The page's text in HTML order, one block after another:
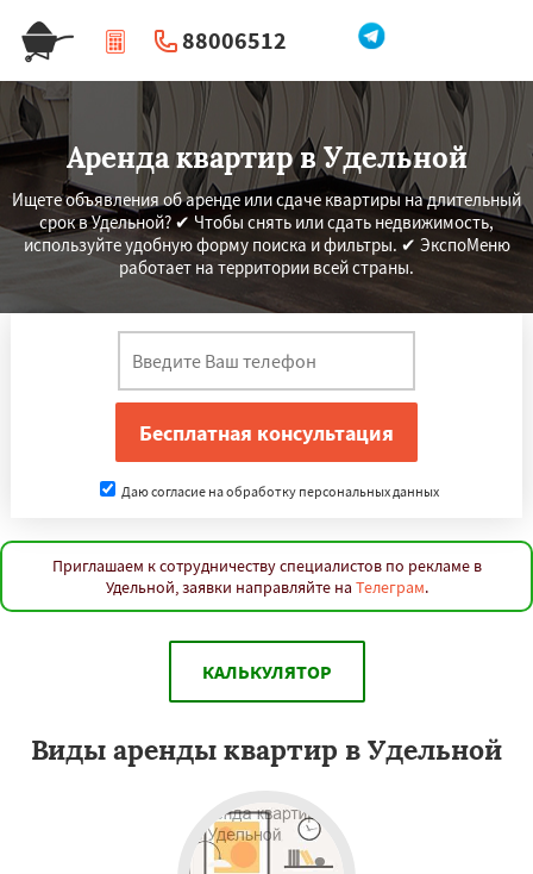
88006512
| Перезвоните мне
Аренда квартир в Удельной
Ищете объявления об аренде или сдаче квартиры на длительный
срок в Удельной? ✔ Чтобы снять или сдать недвижимость,
используйте удобную форму поиска и фильтры. ✔ ЭкспоМеню
работает на территории всей страны.
Даю согласие на обработку персональных данных
Приглашаем к сотрудничеству специалистов по рекламе в
Удельной, заявки направляйте на Телеграм.
КАЛЬКУЛЯТОР
Виды аренды квартир в Удельной